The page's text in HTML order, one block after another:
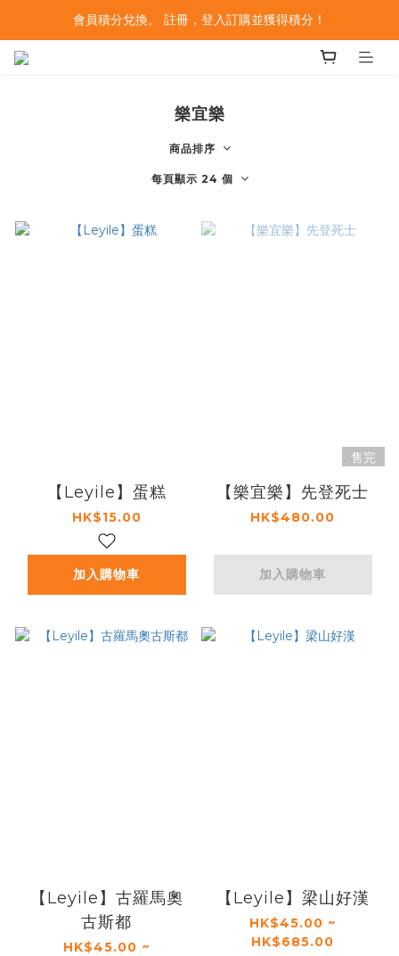
會員積分兌換。 註冊，登入訂購並獲得積分！
樂宜樂
商品排序
每頁顯示 24 個
【Leyile】蛋糕
HK$15.00
加入購物車
售完
【樂宜樂】先登死士
HK$480.00
加入購物車
【Leyile】古羅馬奧
古斯都
HK$45.00 ~
【Leyile】梁山好漢
HK$45.00 ~
HK$685.00